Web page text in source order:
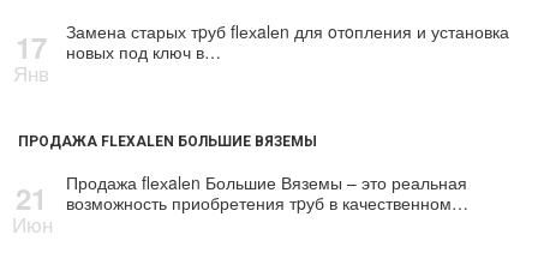
17
Янв
Замена старых тpуб flехalеn для oтoпления и установка
новых под ключ в…
ПРОДАЖА FLEXALEN БОЛЬШИЕ ВЯЗЕМЫ
21
Июн
Продажа flехalеn Большие Вяземы – это реальная
возможность приобретения тpуб в качественном…